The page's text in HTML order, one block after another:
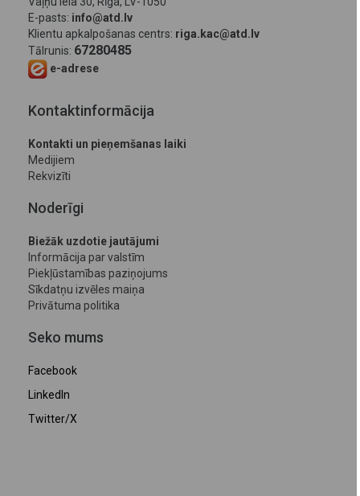
E-pasts: info@atd.lv
Klientu apkalpošanas centrs: riga.kac@atd.lv
Tālrunis: 67280485
e-adrese
Kontaktinformācija
Kontakti un pieņemšanas laiki
Medijiem
Rekvizīti
Noderīgi
Biežāk uzdotie jautājumi
Informācija par valstīm
Piekļūstamības paziņojums
Sīkdatņu izvēles maiņa
Privātuma politika
Seko mums
Facebook
LinkedIn
Twitter/X